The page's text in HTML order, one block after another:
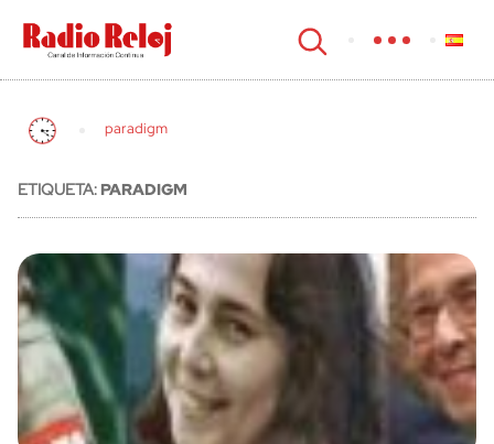
cerrar
paradigm
ETIQUETA:PARADIGM